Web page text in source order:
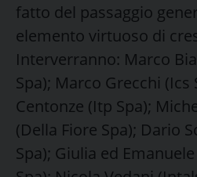
fatto del passaggio
elemento virtuoso di
Interverranno: Marco
Spa); Marco Grecchi (Ics
Centonze (Itp Spa);
(Della Fiore Spa); Dario
Spa); Giulia ed